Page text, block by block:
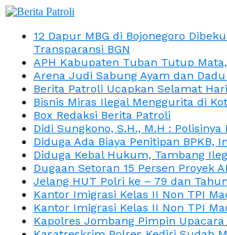
12 Dapur MBG di Bojonegoro
Transparansi BGN
APH Kabupaten Tuban Tutup
Arena Judi Sabung Ayam dan
Berita Patroli Ucapkan Selamat
Bisnis Miras Ilegal Menggurita di
Box Redaksi Berita Patroli
Didi Sungkono, S.H., M.H :
Diduga Ada Biaya Penitipan BPKB,
Diduga Kebal Hukum, Tambang
Dugaan Setoran 15 Persen Proyek
Jelang HUT Polri ke – 79 dan
Kantor Imigrasi Kelas II Non TPI
Kantor Imigrasi Kelas II Non TPI
Kapolres Jombang Pimpin